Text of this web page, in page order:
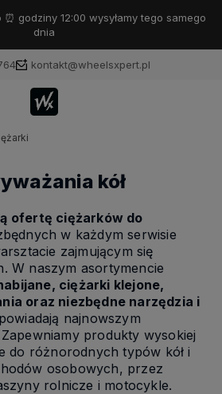
godziny 12:00 wysyłamy tego samego
dnia
kontakt@wheelsxpert.pl
kół
ofertę ciężarków do
w każdym serwisie
zajmującym się
W naszym asortymencie
ciężarki klejone,
oraz niezbędne narzędzia i
najnowszym
produkty wysokiej
do różnorodnych typów kół i
osobowych, przez
rolnicze i motocykle.